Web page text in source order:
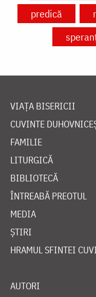
predică
VIAȚA BISERICII
CUVINTE
FAMILIE
LITURGICĂ
BIBLIOTECĂ
ÎNTREABĂ PREOTUL
MEDIA
ȘTIRI
HRAMUL SFINTEI
AUTORI